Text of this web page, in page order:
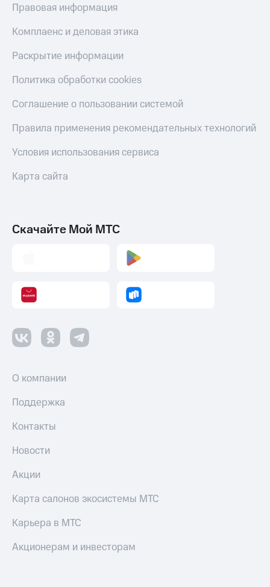
Правовая информация
Комплаенс и деловая этика
Раскрытие информации
Политика обработки cookies
Соглашение о пользовании системой
Правила применения рекомендательных технологий
Условия использования сервиса
Карта сайта
Скачайте Мой МТС
О компании
Поддержка
Контакты
Новости
Акции
Карта салонов экосистемы МТС
Карьера в МТС
Акционерам и инвесторам